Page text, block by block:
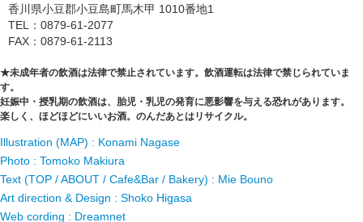
香川県小豆郡小豆島町馬木甲 1010番地1
TEL：0879-61-2077
FAX：0879-61-2113
未成年者の飲酒は法律で禁止されています。飲酒運転は法律で禁じられていま
す。
妊娠中・授乳期の飲酒は、胎児・乳児の発育に悪影響を与える恐れがあります。
楽しく、ほどほどにいいお酒。のんだあとはリサイクル。
Illustration (MAP) : Konami Nagase
Photo : Tomoko Makiura
Text (TOP / ABOUT / Cafe&Bar / Bakery) : Mie Bouno
Art direction & Design : Shoko Higasa
Web cording : Dreamnet